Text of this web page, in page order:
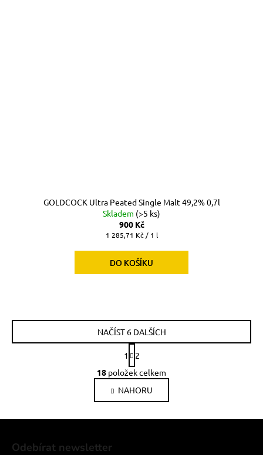
GOLDCOCK Ultra Peated Single Malt 49,2% 0,7l
Skladem (>5 ks)
900 Kč
Měrná
1 285,71 Kč / 1 l
DO KOŠÍKU
O
v
l
á
d
NAČÍST 6 DALŠÍCH
S
t
r
á
n
k
1
2
18 položek celkem
NAHORU
Odebírat newsletter